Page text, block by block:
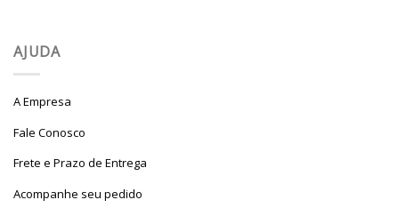
AJUDA
A Empresa
Fale Conosco
Frete e Prazo de Entrega
Acompanhe seu pedido